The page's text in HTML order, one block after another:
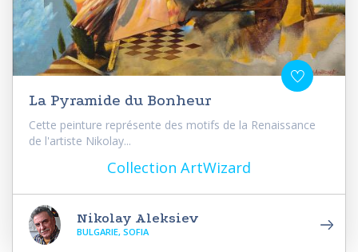
La Pyramide du Bonheur
Cette peinture représente des motifs de la Renaissance
de l'artiste Nikolay...
Collection ArtWizard
Nikolay Aleksiev
BULGARIE, SOFIA